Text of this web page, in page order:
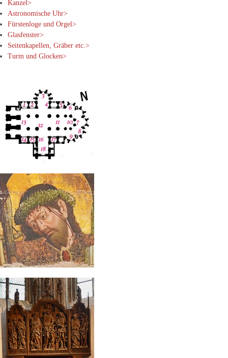
Kanzel>
Astronomische Uhr>
Fürstenloge und Orgel>
Glasfenster>
Seitenkapellen, Gräber etc.>
Turm und Glocken>